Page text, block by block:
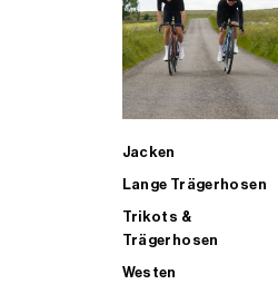
Jacken
Lange Trägerhosen
Trikots &
Trägerhosen
Westen
ALLE TRIATHLONARTIKEL